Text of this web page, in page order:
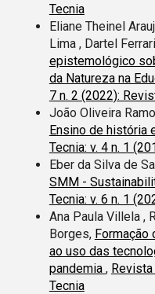
Tecnia
Eliane Theinel
Lima , Dartel
epistemológico
da Natureza na
7 n. 2 (2022):
João Oliveira
Ensino de história
Tecnia: v. 4 n. 1
Eber da Silva de
SMM -
Tecnia: v. 6 n. 1
Ana Paula Villela ,
Borges, Formação
ao uso das
pandemia , Revista
Tecnia